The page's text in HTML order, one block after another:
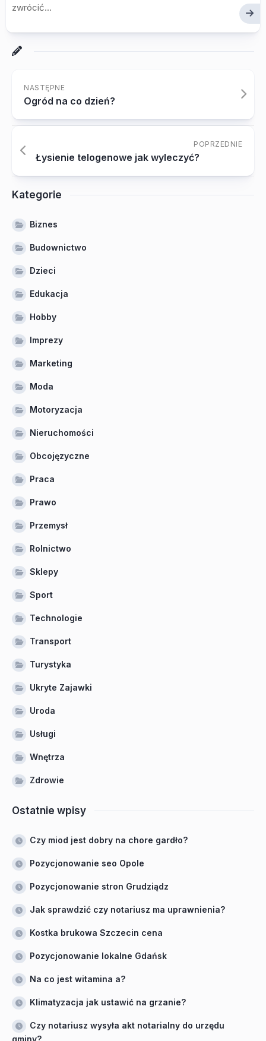
zwrócić...
NASTĘPNE
Ogród na co dzień?
POPRZEDNIE
Łysienie telogenowe jak wyleczyć?
Kategorie
Biznes
Budownictwo
Dzieci
Edukacja
Hobby
Imprezy
Marketing
Moda
Motoryzacja
Nieruchomości
Obcojęzyczne
Praca
Prawo
Przemysł
Rolnictwo
Sklepy
Sport
Technologie
Transport
Turystyka
Ukryte Zajawki
Uroda
Usługi
Wnętrza
Zdrowie
Ostatnie wpisy
Czy miod jest dobry na chore gardło?
Pozycjonowanie seo Opole
Pozycjonowanie stron Grudziądz
Jak sprawdzić czy notariusz ma uprawnienia?
Kostka brukowa Szczecin cena
Pozycjonowanie lokalne Gdańsk
Na co jest witamina a?
Klimatyzacja jak ustawić na grzanie?
Czy notariusz wysyła akt notarialny do urzędu
gminy?